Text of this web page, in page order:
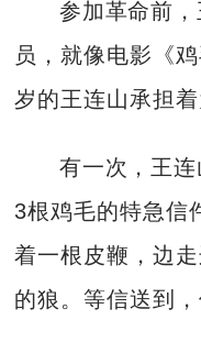
参加革命前
员，就像电影《
岁的王连山承担
有一次，王
3根鸡毛的特急信
着一根皮鞭，边
的狼。等信送到